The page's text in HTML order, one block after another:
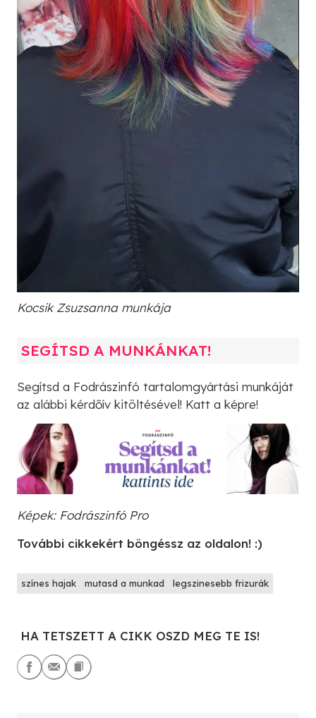
Kocsik Zsuzsanna munkája
SEGÍTSD A MUNKÁNKAT!
Segítsd a Fodrászinfó tartalomgyártási munkáját
az alábbi kérdőív kitöltésével! Katt a képre!
Képek: Fodrászinfó Pro
További cikkekért böngéssz az oldalon! :)
színes hajak mutasd a munkad legszinesebb frizurák
HA TETSZETT A CIKK OSZD MEG TE IS!